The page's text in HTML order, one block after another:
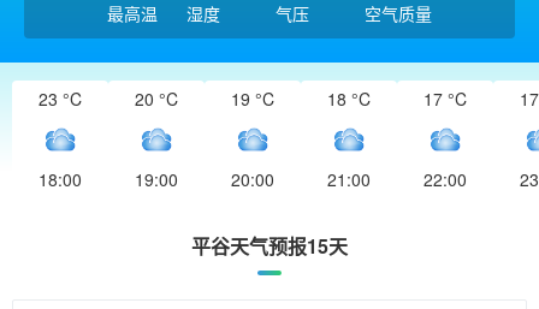
最高温
湿度
气压
空气质量
23 °C
18:00
20 °C
19:00
19 °C
20:00
18 °C
21:00
17 °C
22:00
平谷天气预报15天